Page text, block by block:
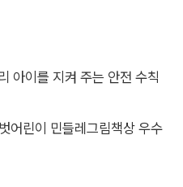
아이를 지켜 주는 안전 수칙
어린이 민들레그림책상 우수